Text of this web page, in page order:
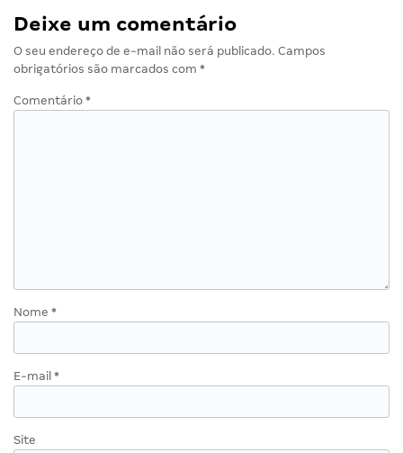
Deixe um comentário
O seu endereço de e-mail não será publicado. Campos
obrigatórios são marcados com *
Comentário *
Nome *
E-mail *
Site